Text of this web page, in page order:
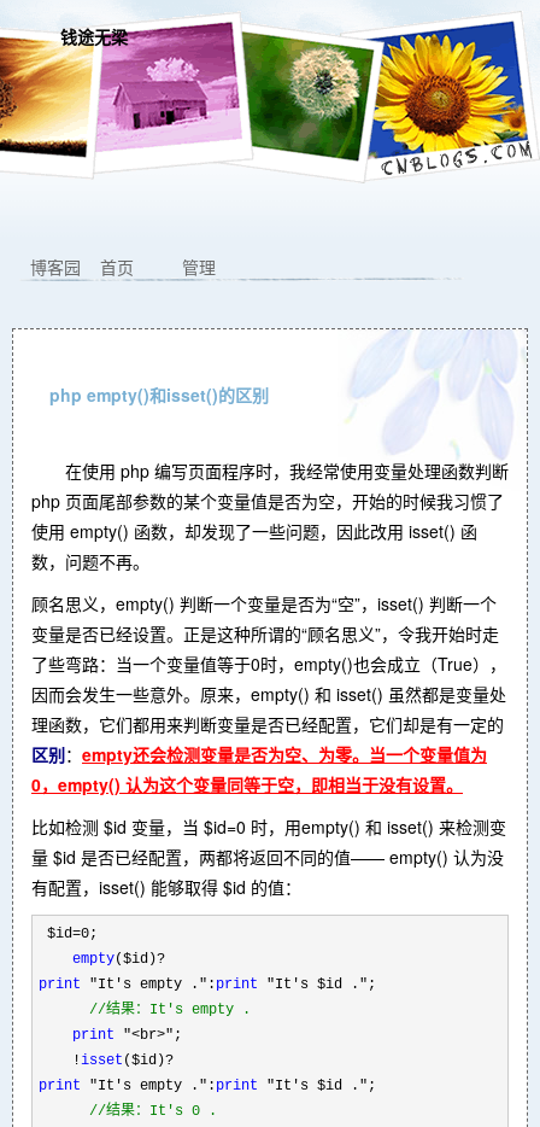
钱途无梁
博客园 首页 管理
php empty()和isset()的区别
在使用 php 编写页面程序时，我经常使用变量处理函数判断
php 页面尾部参数的某个变量值是否为空，开始的时候我习惯了
使用 empty() 函数，却发现了一些问题，因此改用 isset() 函
数，问题不再。
顾名思义，empty() 判断一个变量是否为“空”，isset() 判断一个
变量是否已经设置。正是这种所谓的“顾名思义”，令我开始时走
了些弯路：当一个变量值等于0时，empty()也会成立（True），
因而会发生一些意外。原来，empty() 和 isset() 虽然都是变量处
理函数，它们都用来判断变量是否已经配置，它们却是有一定的
区别： empty还会检测变量是否为空、为零。当一个变量值为
0，empty() 认为这个变量同等于空，即相当于没有设置。
比如检测 $id 变量，当 $id=0 时，用empty() 和 isset() 来检测变
量 $id 是否已经配置，两都将返回不同的值—— empty() 认为没
有配置，isset() 能够取得 $id 的值：
$id=0;
empty($id)?
print
"It's empty . " : print "It's $id . " ;
//结果：It's empty .
print
"<br>" ;
!isset ($id)?
print
"It's empty . " : print "It's $id . " ;
//结果：It's 0 .